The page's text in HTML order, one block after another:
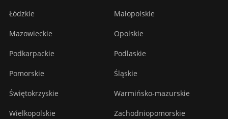
Łódzkie Małopolskie
Mazowieckie Opolskie
Podkarpackie Podlaskie
Pomorskie Śląskie
Świętokrzyskie Warmińsko-mazurskie
Wielkopolskie Zachodniopomorskie